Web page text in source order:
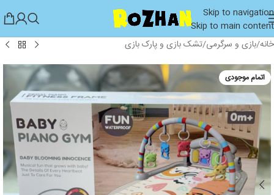
Skip to navigation
Skip to main content
خانه/بازی و سرگرمی/تشک بازی و پارک بازی
اتمام موجودی